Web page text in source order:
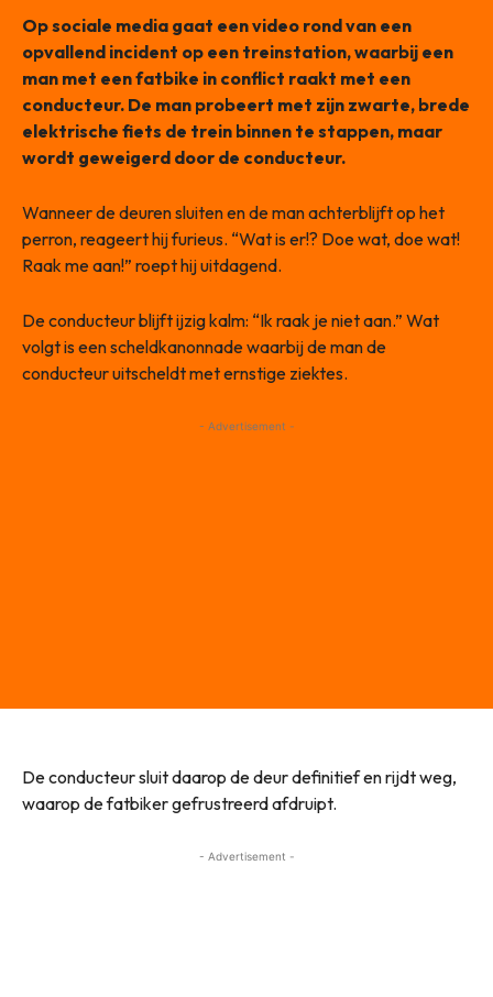
Op sociale media gaat een video rond van een
opvallend incident op een treinstation, waarbij een
man met een fatbike in conflict raakt met een
conducteur. De man probeert met zijn zwarte, brede
elektrische fiets de trein binnen te stappen, maar
wordt geweigerd door de conducteur.
Wanneer de deuren sluiten en de man achterblijft op het
perron, reageert hij furieus. “Wat is er!? Doe wat, doe wat!
Raak me aan!” roept hij uitdagend.
De conducteur blijft ijzig kalm: “Ik raak je niet aan.” Wat
volgt is een scheldkanonnade waarbij de man de
conducteur uitscheldt met ernstige ziektes.
- Advertisement -
De conducteur sluit daarop de deur definitief en rijdt weg,
waarop de fatbiker gefrustreerd afdruipt.
- Advertisement -